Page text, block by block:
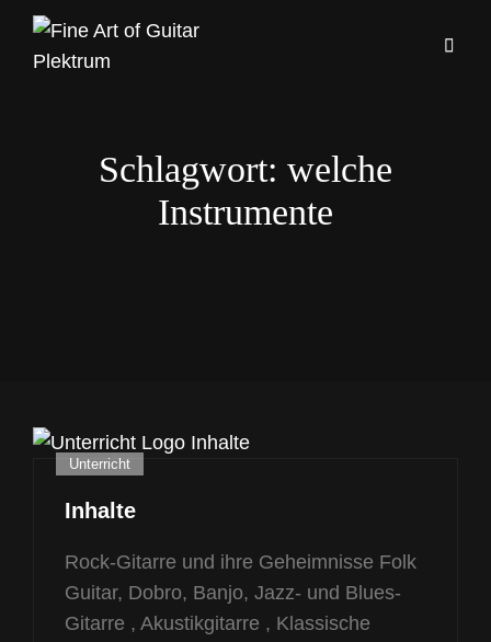
Schlagwort: welche
Instrumente
CatUnterricht
Inhalte
Rock-Gitarre und ihre Geheimnisse Folk
Guitar, Dobro, Banjo, Jazz- und Blues-
Gitarre , Akustikgitarre , Klassische